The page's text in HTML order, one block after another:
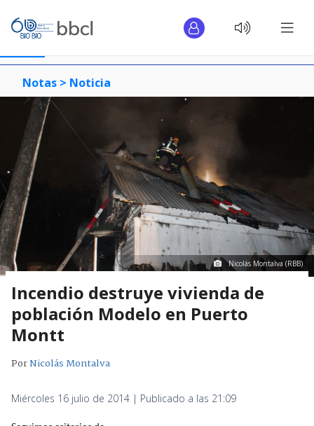
Notas > Noticia
Nicolás Montalva (RBB)
Incendio destruye vivienda de
población Modelo en Puerto
Montt
PorNicolás Montalva
Miércoles 16 julio de 2014 | Publicado a las 21:09